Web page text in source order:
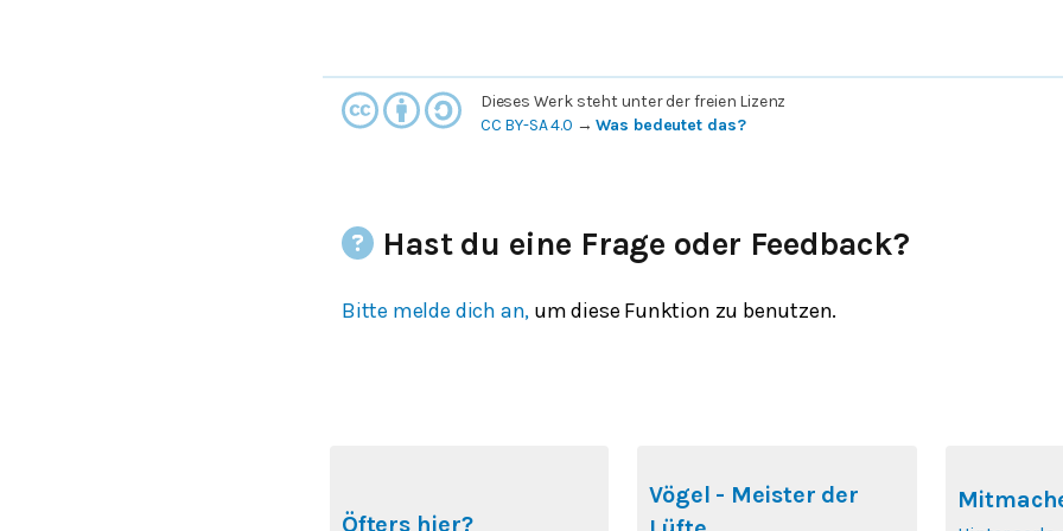
Dieses Werk steht unter der freien Lizenz
CC BY-SA 4.0 →Was bedeutet das?
Hast du eine Frage oder Feedback?
Bitte melde dich an, um diese Funktion zu benutzen.
Öfters hier?
Vögel - Meister der